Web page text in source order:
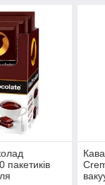
пакетиків